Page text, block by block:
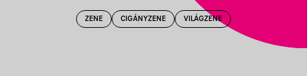
ZENE CIGÁNYZENE VILÁGZENE